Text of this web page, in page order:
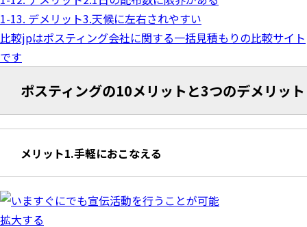
1-13. デメリット3.天候に左右されやすい
比較jpはポスティング会社に関する一括見積もりの比較サイト
です
ポスティングの10メリットと3つのデメリット
メリット1.手軽におこなえる
拡大する